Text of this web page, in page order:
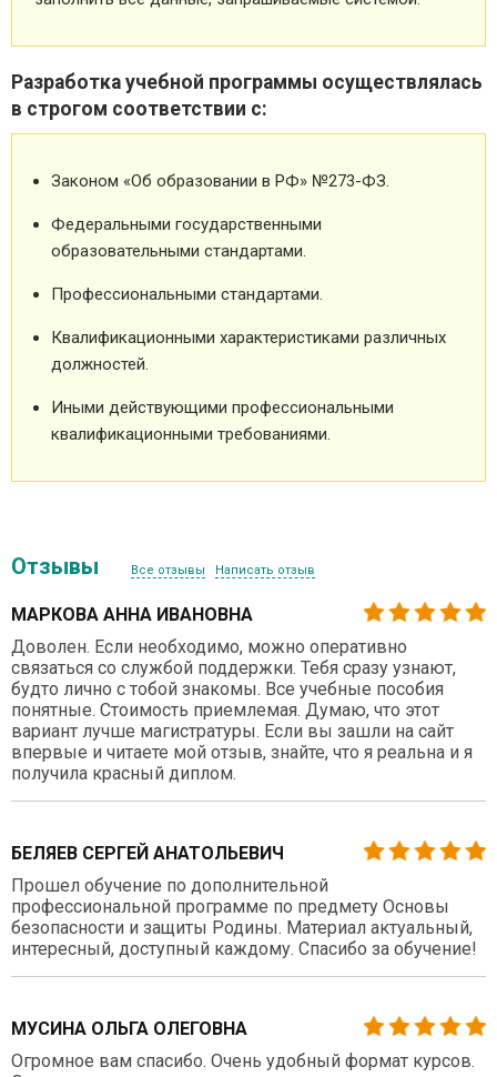
Разработка учебной программы осуществлялась
в строгом соответствии с:
Законом «Об образовании в РФ» №273-ФЗ.
Федеральными государственными
образовательными стандартами.
Профессиональными стандартами.
Квалификационными характеристиками различных
должностей.
Иными действующими профессиональными
квалификационными требованиями.
Отзывы Все отзывы Написать отзыв
МАРКОВА АННА ИВАНОВНА
Доволен. Если необходимо, можно оперативно
связаться со службой поддержки. Тебя сразу узнают,
будто лично с тобой знакомы. Все учебные пособия
понятные. Стоимость приемлемая. Думаю, что этот
вариант лучше магистратуры. Если вы зашли на сайт
впервые и читаете мой отзыв, знайте, что я реальна и я
получила красный диплом.
БЕЛЯЕВ СЕРГЕЙ АНАТОЛЬЕВИЧ
Прошел обучение по дополнительной
профессиональной программе по предмету Основы
безопасности и защиты Родины. Материал актуальный,
интересный, доступный каждому. Спасибо за обучение!
МУСИНА ОЛЬГА ОЛЕГОВНА
Огромное вам спасибо. Очень удобный формат курсов.